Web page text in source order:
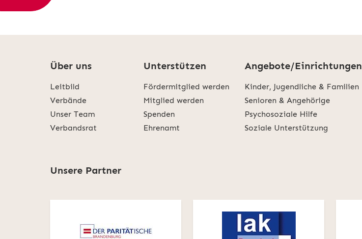
Über uns
Leitbild
Verbände
Unser Team
Verbandsrat
Unterstützen
Fördermitglied werden
Mitglied werden
Spenden
Ehrenamt
Angebote/Einrichtungen
Kinder, Jugendliche & Familien
Senioren & Angehörige
Psychosoziale Hilfe
Soziale Unterstützung
Unsere Partner